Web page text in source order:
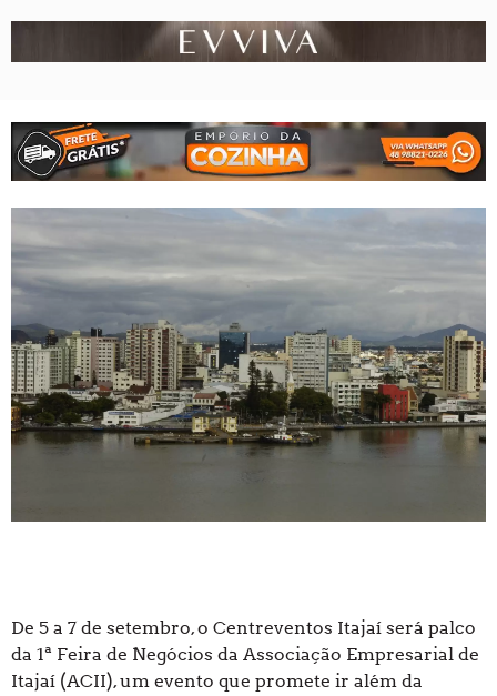
De 5 a 7 de setembro, o Centreventos Itajaí será palco
da 1ª Feira de Negócios da Associação Empresarial de
Itajaí (ACII), um evento que promete ir além da